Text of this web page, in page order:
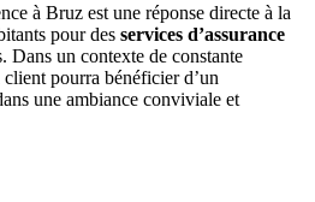
à Bruz est une réponse directe à la
pour des services d’assurance
Dans un contexte de constante
pourra bénéficier d’un
une ambiance conviviale et